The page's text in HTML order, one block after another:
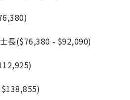
長($76,380 - $92,090)